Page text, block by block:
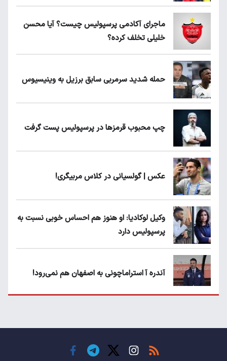
ماجرای آکادمی پرسپولیس چیست؟ آیا محسن
خلیلی تخلف کرده؟
حمله شدید سرمربی سابق برزیل به وینیسیوس
چپ محبوب قرمزها در پرسپولیس پست گرفت
عکس | گولسیانی در کلاس مربیگری!
وکیل لوکادیا: او هنوز هم احساس خوبی نسبت به
پرسپولیس دارد
آندره آ استراماچونی به اصفهان هم نمی‌رود!
حسن روی هوا!